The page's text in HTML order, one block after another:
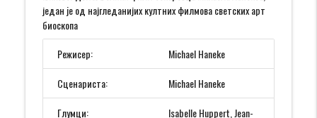
један je од најгледанијих култних филмова светских арт
биоскопа
Режисер:
Michael Haneke
Сценариста:
Michael Haneke
Глумци:
Isabelle Huppert, Jean-